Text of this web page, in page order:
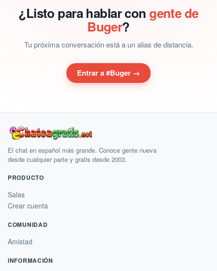
¿Listo para hablar con gente de
Buger?
Tu próxima conversación está a un alias de distancia.
Entrar a #Buger →
El chat en español más grande. Conoce gente nueva
desde cualquier parte y gratis desde 2003.
PRODUCTO
Salas
Crear cuenta
COMUNIDAD
Amistad
INFORMACIÓN